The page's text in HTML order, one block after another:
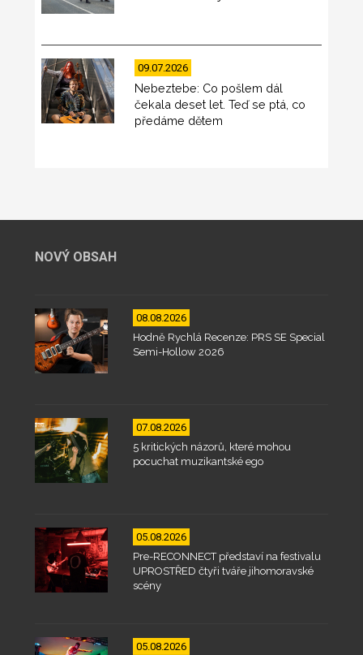
09.07.2026
Nebeztebe: Co pošlem dál
čekala deset let. Teď se ptá, co
předáme dětem
NOVÝ OBSAH
08.08.2026
Hodně Rychlá Recenze: PRS SE Special
Semi-Hollow 2026
07.08.2026
5 kritických názorů, které mohou
pocuchat muzikantské ego
05.08.2026
Pre-RECONNECT představí na festivalu
UPROSTŘED čtyři tváře jihomoravské
scény
05.08.2026